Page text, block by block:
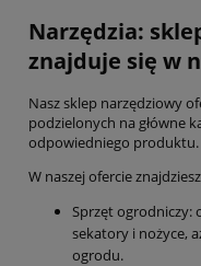
Narzędzia:
znajduje się w
Nasz sklep narzędziowy
podzielonych na główne
odpowiedniego produktu.
W naszej ofercie
Sprzęt ogrodniczy:
sekatory i nożyce,
ogrodu.